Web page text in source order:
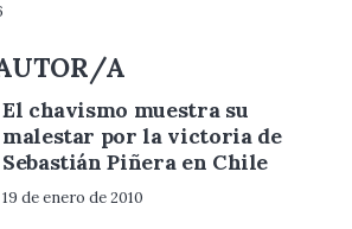
A
El chavismo muestra su
malestar por la victoria de
Sebastián Piñera en Chile
19 de enero de 2010